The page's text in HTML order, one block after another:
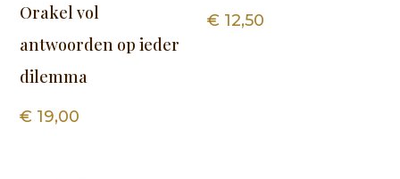
Orakel vol
antwoorden op ieder
dilemma
€ 19,00
€ 12,50